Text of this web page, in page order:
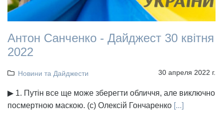
Антон Санченко - Дайджест 30 квітня
2022
Новини та Дайджести 30 апреля 2022 г.
▶ 1. Путін все ще може зберегти обличчя, але виключно
посмертною маскою. (с) Олексій Гончаренко [...]